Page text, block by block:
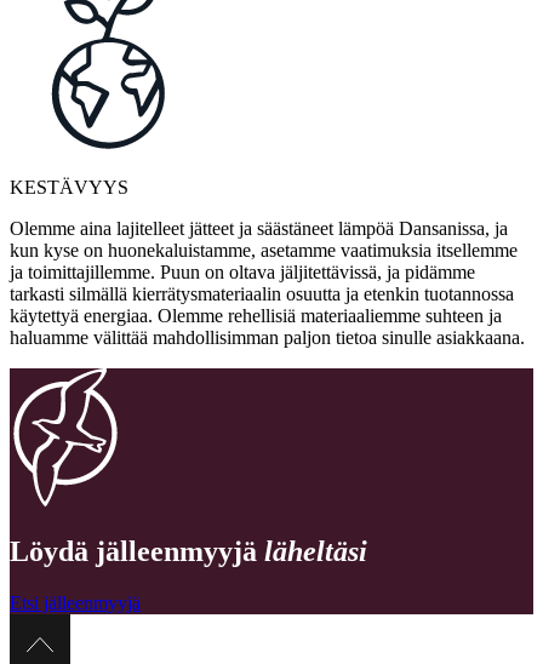
KESTÄVYYS
Olemme aina lajitelleet jätteet ja säästäneet lämpöä Dansanissa, ja
kun kyse on huonekaluistamme, asetamme vaatimuksia itsellemme
ja toimittajillemme. Puun on oltava jäljitettävissä, ja pidämme
tarkasti silmällä kierrätysmateriaalin osuutta ja etenkin tuotannossa
käytettyä energiaa. Olemme rehellisiä materiaaliemme suhteen ja
haluamme välittää mahdollisimman paljon tietoa sinulle asiakkaana.
Löydä jälleenmyyjä läheltäsi
Etsi jälleenmyyjä